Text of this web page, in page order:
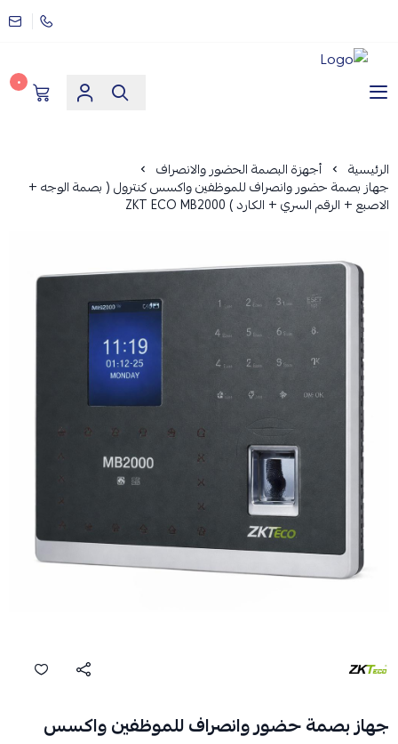
٠
الرئيسية أجهزة البصمة الحضور والانصراف
جهاز بصمة حضور وانصراف للموظفين واكسس كنترول ( بصمة الوجه +
الاصبع + الرقم السري + الكارد ) ZKT ECO MB2000
جهاز بصمة حضور وانصراف للموظفين واكسس